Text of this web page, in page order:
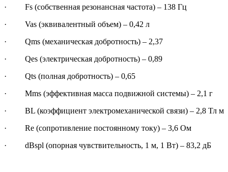
· Fs (собственная резонансная частота) – 138 Гц
· Vas (эквивалентный объем) – 0,42 л
· Qms (механическая добротность) – 2,37
· Qes (электрическая добротность) – 0,89
· Qts (полная добротность) – 0,65
· Mms (эффективная масса подвижной системы) – 2,1 г
· BL (коэффициент электромеханической связи) – 2,8 Тл м
· Re (сопротивление постоянному току) – 3,6 Ом
· dBspl (опорная чувствительность, 1 м, 1 Вт) – 83,2 дБ